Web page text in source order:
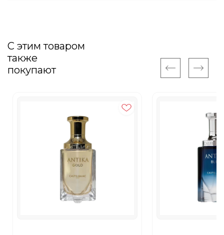
С этим товаром
также
покупают